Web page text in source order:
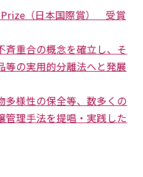
ント
Prize（日本国際賞） 受賞
斉重合の概念を確立し、そ
等の実用的分離法へと発展
多様性の保全等、数多くの
管理手法を提唱・実践した